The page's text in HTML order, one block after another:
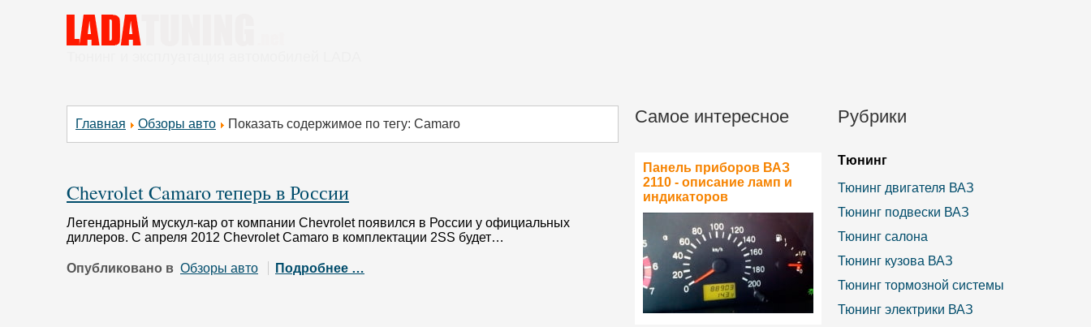
Главная Обзоры авто Показать содержимое по тегу: Camaro
Chevrolet Camaro теперь в России
Легендарный мускул-кар от компании Chevrolet появился в России у официальных
диллеров. С апреля 2012 Chevrolet Camaro в комплектации 2SS будет…
Опубликовано в Обзоры авто Подробнее …
Самое интересное
Панель приборов ВАЗ
2110 - описание ламп и
индикаторов
Рубрики
Тюнинг
Тюнинг двигателя ВАЗ
Тюнинг подвески ВАЗ
Тюнинг салона
Тюнинг кузова ВАЗ
Тюнинг тормозной системы
Тюнинг электрики ВАЗ